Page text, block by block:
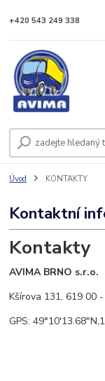
+420 543 249 338
Úvod KONTAKTY
Kontaktní
Kontakty
AVIMA BRNO s.r.o.
Kšírova 131, 619 00
GPS: